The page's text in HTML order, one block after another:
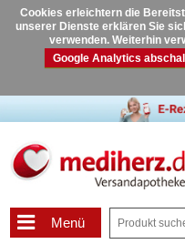
Cookies erleichtern die
unserer Dienste erklären Sie
verwenden. Weiterhin
Google Analytics
Menü